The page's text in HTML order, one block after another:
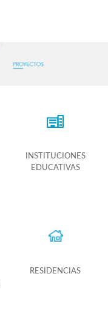
INSTITUCIONES
EDUCATIVAS
RESIDENCIAS